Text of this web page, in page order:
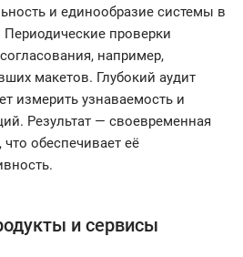
и единообразие системы в
проверки
например,
макетов. Глубокий аудит
измерить узнаваемость и
Результат — своевременная
обеспечивает её
и сервисы